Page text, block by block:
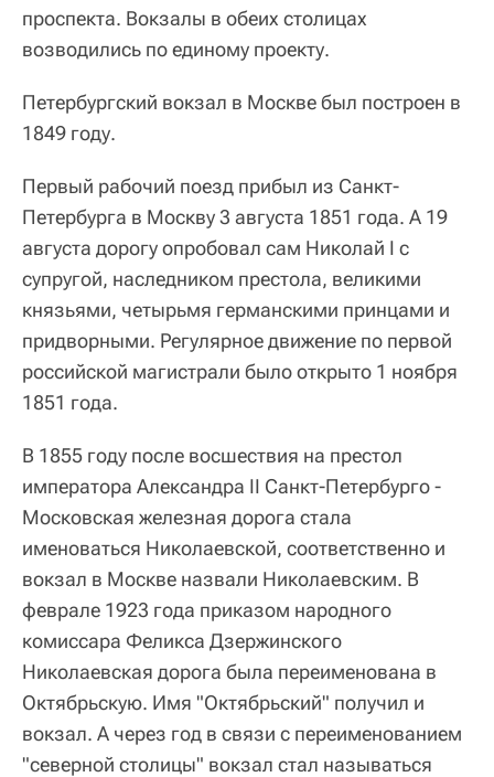
проспекта. Вокзалы в обеих столицах
возводились по единому проекту.
Петербургский вокзал в Москве был построен в
1849 году.
Первый рабочий поезд прибыл из Санкт-
Петербурга в Москву 3 августа 1851 года. А 19
августа дорогу опробовал сам Николай I с
супругой, наследником престола, великими
князьями, четырьмя германскими принцами и
придворными. Регулярное движение по первой
российской магистрали было открыто 1 ноября
1851 года.
В 1855 году после восшествия на престол
императора Александра II Санкт-Петербурго -
Московская железная дорога стала
именоваться Николаевской, соответственно и
вокзал в Москве назвали Николаевским. В
феврале 1923 года приказом народного
комиссара Феликса Дзержинского
Николаевская дорога была переименована в
Октябрьскую. Имя "Октябрьский" получил и
вокзал. А через год в связи с переименованием
"северной столицы" вокзал стал называться